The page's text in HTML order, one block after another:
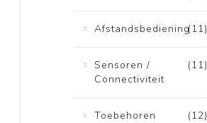
(11)
Afstandsbediening
(11)
Sensoren /
Connectiviteit
(12)
Toebehoren